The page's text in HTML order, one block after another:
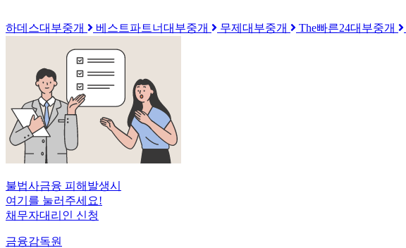
하데스대부중개 베스트파트너대부중개 무제대부중개 The빠른24대부중개
불법사금융 피해발생시
여기를 눌러주세요!
채무자대리인 신청
금융감독원